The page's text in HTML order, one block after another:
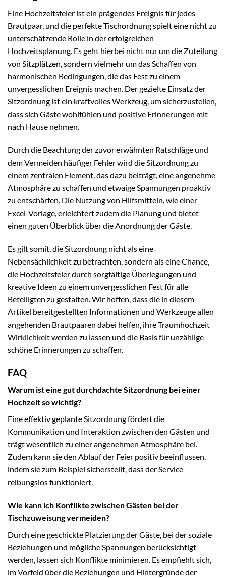
Eine Hochzeitsfeier ist ein prägendes Ereignis für jedes
Brautpaar, und die perfekte Tischordnung spielt eine nicht zu
unterschätzende Rolle in der erfolgreichen
Hochzeitsplanung. Es geht hierbei nicht nur um die Zuteilung
von Sitzplätzen, sondern vielmehr um das Schaffen von
harmonischen Bedingungen, die das Fest zu einem
unvergesslichen Ereignis machen. Der gezielte Einsatz der
Sitzordnung ist ein kraftvolles Werkzeug, um sicherzustellen,
dass sich Gäste wohlfühlen und positive Erinnerungen mit
nach Hause nehmen.
Durch die Beachtung der zuvor erwähnten Ratschläge und
dem Vermeiden häufiger Fehler wird die Sitzordnung zu
einem zentralen Element, das dazu beiträgt, eine angenehme
Atmosphäre zu schaffen und etwaige Spannungen proaktiv
zu entschärfen. Die Nutzung von Hilfsmitteln, wie einer
Excel-Vorlage, erleichtert zudem die Planung und bietet
einen guten Überblick über die Anordnung der Gäste.
Es gilt somit, die Sitzordnung nicht als eine
Nebensächlichkeit zu betrachten, sondern als eine Chance,
die Hochzeitsfeier durch sorgfältige Überlegungen und
kreative Ideen zu einem unvergesslichen Fest für alle
Beteiligten zu gestalten. Wir hoffen, dass die in diesem
Artikel bereitgestellten Informationen und Werkzeuge allen
angehenden Brautpaaren dabei helfen, ihre Traumhochzeit
Wirklichkeit werden zu lassen und die Basis für unzählige
schöne Erinnerungen zu schaffen.
FAQ
Warum ist eine gut durchdachte Sitzordnung bei einer
Hochzeit so wichtig?
Eine effektiv geplante Sitzordnung fördert die
Kommunikation und Interaktion zwischen den Gästen und
trägt wesentlich zu einer angenehmen Atmosphäre bei.
Zudem kann sie den Ablauf der Feier positiv beeinflussen,
indem sie zum Beispiel sicherstellt, dass der Service
reibungslos funktioniert.
Wie kann ich Konflikte zwischen Gästen bei der
Tischzuweisung vermeiden?
Durch eine geschickte Platzierung der Gäste, bei der soziale
Beziehungen und mögliche Spannungen berücksichtigt
werden, lassen sich Konflikte minimieren. Es empfiehlt sich,
im Vorfeld über die Beziehungen und Hintergründe der